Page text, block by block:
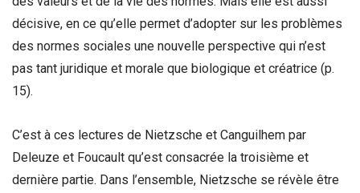
décisive, en ce qu’elle permet d’adopter sur les problèmes
des normes sociales une nouvelle perspective qui n’est
pas tant juridique et morale que biologique et créatrice (p.
15).
C’est à ces lectures de Nietzsche et Canguilhem par
Deleuze et Foucault qu’est consacrée la troisième et
dernière partie. Dans l’ensemble, Nietzsche se révèle être